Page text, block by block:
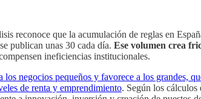
reconoce que la acumulación de reglas en
publican unas 30 cada día. Ese volumen crea
ineficiencias institucionales.
negocios pequeños y favorece a los grandes,
de renta y emprendimiento. Según los